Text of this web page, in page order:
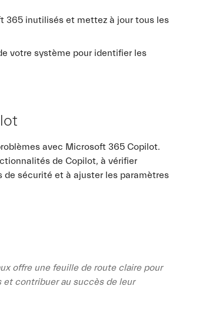
365 inutilisés et mettez à jour tous les
votre système pour identifier les
avec Microsoft 365 Copilot.
de Copilot, à vérifier
de sécurité et à ajuster les paramètres
offre une feuille de route claire pour
contribuer au succès de leur